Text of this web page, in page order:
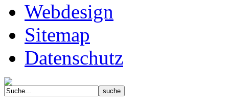
Webdesign
Sitemap
Datenschutz